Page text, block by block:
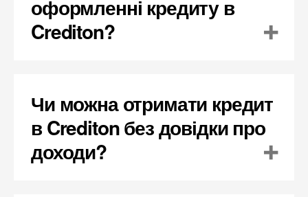
оформленні кредиту в
Crediton?
Чи можна отримати кредит
в Crediton без довідки про
доходи?